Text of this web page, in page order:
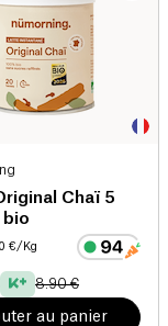
Chaï 5
bio
€/Kg
8.90 €
au panier